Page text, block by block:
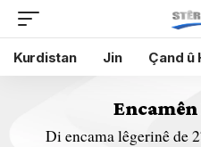
Kurdistan Jin Çand û
Di encama lêgerinê de